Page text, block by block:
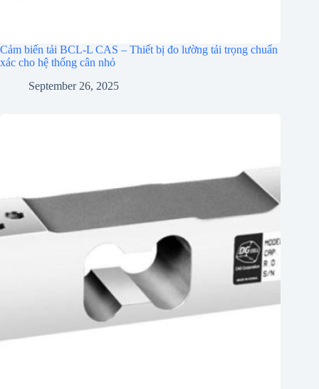
Cảm biến tải BCL-L CAS – Thiết bị đo lường tải trọng chuẩn
xác cho hệ thống cân nhỏ
September 26, 2025